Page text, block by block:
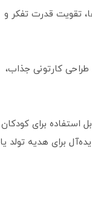
تقویت قدرت تفکر و
کارتونی جذاب،
برای هدیه تولد یا